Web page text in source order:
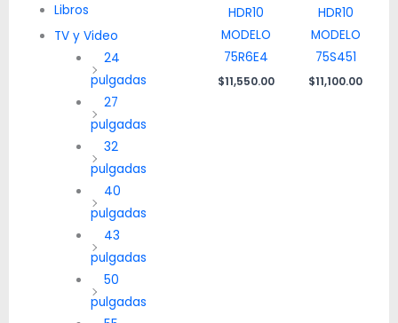
Libros
TV y Video
24
pulgadas
27
pulgadas
32
pulgadas
40
pulgadas
43
pulgadas
50
pulgadas
HDR10
MODELO
75R6E4
$11,550.00
HDR10
MODELO
75S451
$11,100.00